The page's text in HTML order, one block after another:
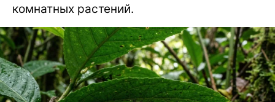
комнатных растений.